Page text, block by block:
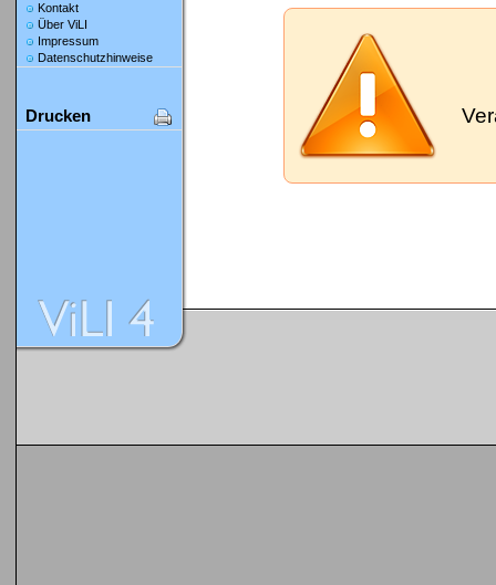
Kontakt
Über ViLI
Impressum
Datenschutzhinweise
Drucken